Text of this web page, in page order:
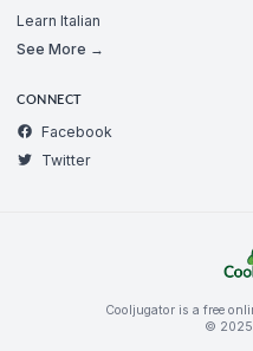
Learn Italian
See More →
CONNECT
Facebook
Twitter
Cooljugator is a free
© 2025